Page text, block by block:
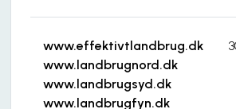
www.effektivtlandbrug.dk
www.landbrugnord.dk
www.landbrugsyd.dk
www.landbrugfyn.dk